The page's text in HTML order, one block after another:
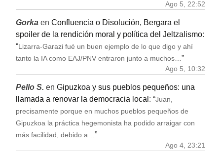
Ago 5, 22:52
Gorka en Confluencia o Disolución, Bergara el
spoiler de la rendición moral y política del Jeltzalismo:
“Lizarra-Garazi fué un buen ejemplo de lo que digo y ahí
tanto la IA como EAJ/PNV entraron junto a muchos…”
Ago 5, 10:32
Pello S. en Gipuzkoa y sus pueblos pequeños: una
llamada a renovar la democracia local : “Juan,
precisamente porque en muchos pueblos pequeños de
Gipuzkoa la práctica hegemonista ha podido arraigar con
más facilidad, debido a… ”
Ago 4, 23:21